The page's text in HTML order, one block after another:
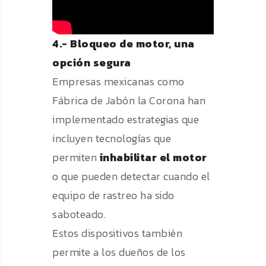
4.- Bloqueo de motor, una
opción segura
Empresas mexicanas como
Fábrica de Jabón la Corona han
implementado estrategias que
incluyen tecnologías que
permiten inhabilitar el motor
o que pueden detectar cuando el
equipo de rastreo ha sido
saboteado.
Estos dispositivos también
permite a los dueños de los